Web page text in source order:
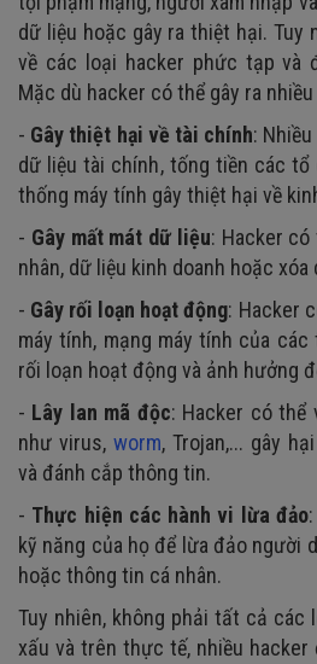
dữ liệu hoặc gây ra thiệt hại. Tuy
về các loại hacker phức tạp và
Mặc dù hacker có thể gây ra
- Gây thiệt hại về tài chính:
dữ liệu tài chính, tống tiền các tổ
thống máy tính gây thiệt hại về
- Gây mất mát dữ liệu: Hacker
nhân, dữ liệu kinh doanh hoặc
- Gây rối loạn hoạt động: Hacker
máy tính, mạng máy tính của
rối loạn hoạt động và ảnh hưởng
- Lây lan mã độc: Hacker có thể
như virus, worm, Trojan,... gây
và đánh cắp thông tin.
- Thực hiện các hành vi lừa đảo
kỹ năng của họ để lừa đảo người
hoặc thông tin cá nhân.
Tuy nhiên, không phải tất cả các
xấu và trên thực tế, nhiều